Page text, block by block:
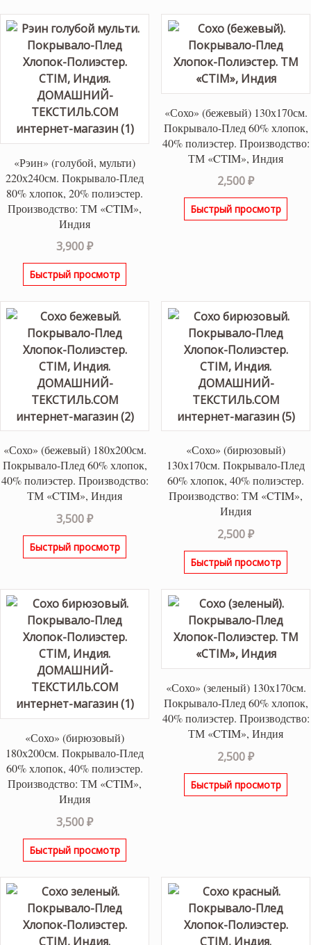
«Рэин» (голубой, мульти)
220х240см. Покрывало-Плед
80% хлопок, 20% полиэстер.
Производство: ТМ «CTIM»,
Индия
3,900₽
Быстрый просмотр
«Сохо» (бежевый) 130х170см.
Покрывало-Плед 60% хлопок,
40% полиэстер. Производство:
ТМ «CTIM», Индия
2,500₽
Быстрый просмотр
«Сохо» (бежевый) 180х200см.
Покрывало-Плед 60% хлопок,
40% полиэстер. Производство:
ТМ «CTIM», Индия
3,500₽
Быстрый просмотр
«Сохо» (бирюзовый)
130х170см. Покрывало-Плед
60% хлопок, 40% полиэстер.
Производство: ТМ «CTIM»,
Индия
2,500₽
Быстрый просмотр
«Сохо» (бирюзовый)
180х200см. Покрывало-Плед
60% хлопок, 40% полиэстер.
Производство: ТМ «CTIM»,
Индия
3,500₽
Быстрый просмотр
«Сохо» (зеленый) 130х170см.
Покрывало-Плед 60% хлопок,
40% полиэстер. Производство:
ТМ «CTIM», Индия
2,500₽
Быстрый просмотр